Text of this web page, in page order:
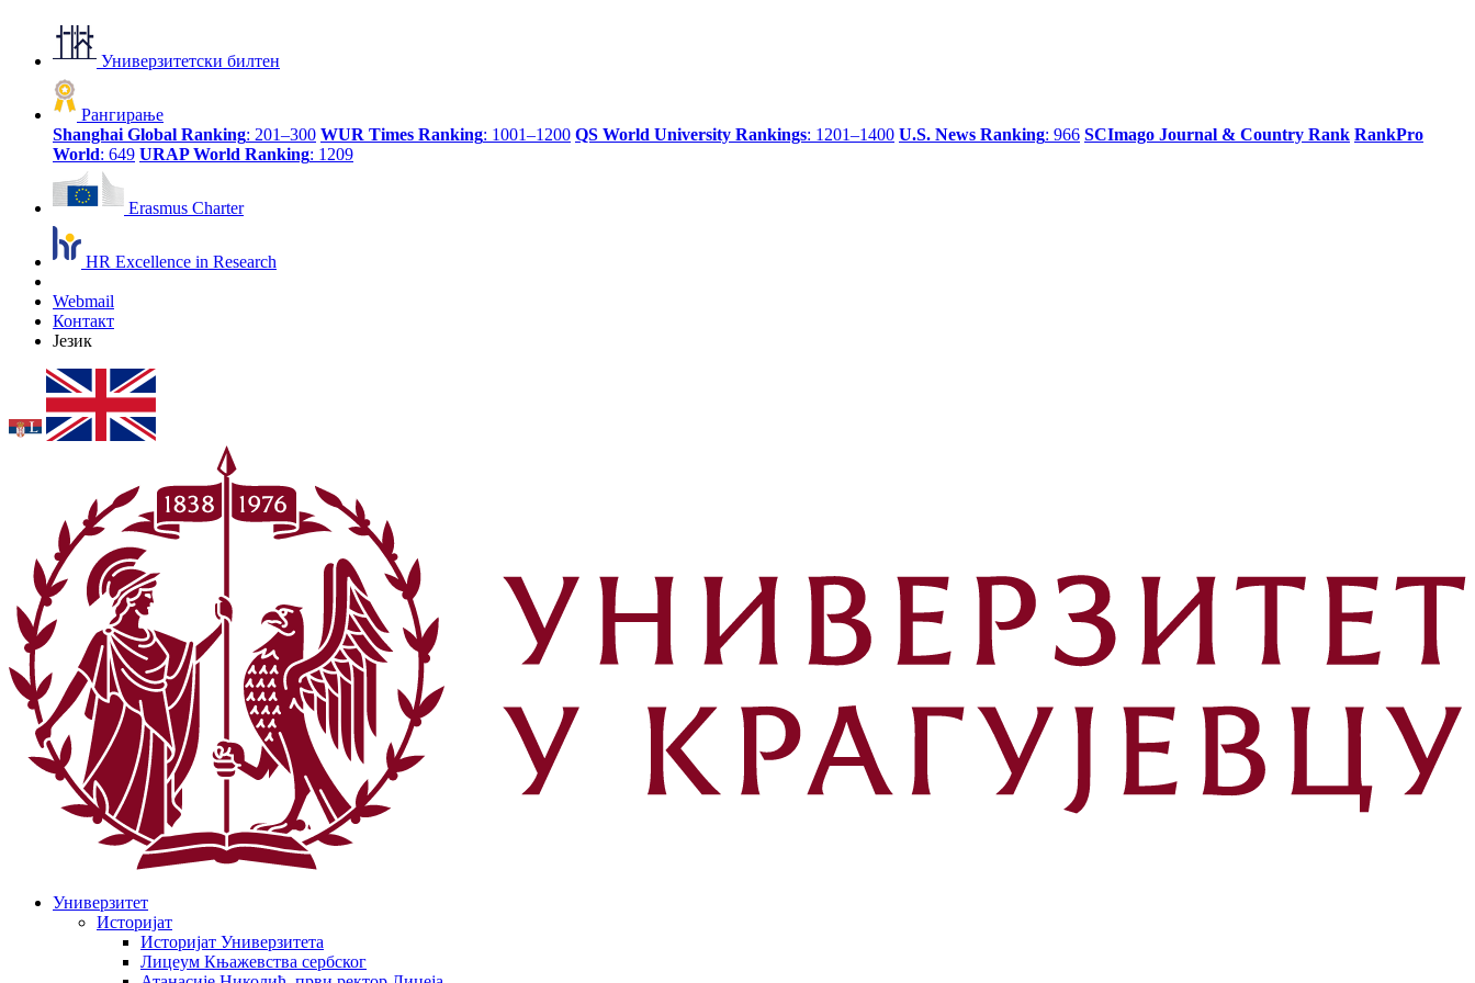
Универзитетски билтен
Рангирање
Shanghai Global Ranking: 201–300 WUR Times Ranking: 1001–1200 QS World University Rankings: 1201–1400 U.S. News Ranking: 966 SCImago Journal & Country Rank RankPro
World: 649 URAP World Ranking: 1209
Erasmus Charter
HR Excellence in Research
Webmail
Контакт
Језик
Универзитет
Историјат
Историјат Универзитета
Лицеум Књажевства сербског